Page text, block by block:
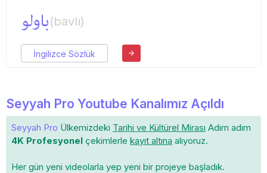
باولو(bavlı)
İngilizce Sözlük
Seyyah Pro Youtube Kanalımız Açıldı
Seyyah Pro Ülkemizdeki Tarihi ve Kültürel Mirası Adım adım
4K Profesyonel çekimlerle kayıt altına alıyoruz.
Her gün yeni videolarla yep yeni bir projeye başladık.